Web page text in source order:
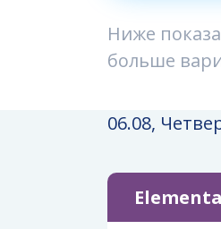
Ниже
больше
06.08,